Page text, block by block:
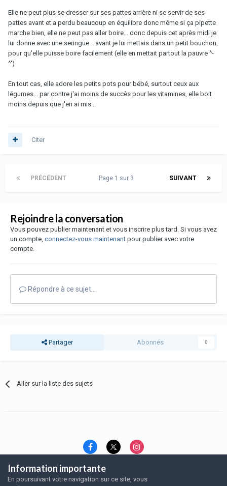
Elle ne peut plus se dresser sur ses pattes arrière ni se servir de ses
pattes avant et a perdu beaucoup en équilibre donc même si ça pipette
marche bien, elle ne peut pas aller boire... donc depuis cet après midi je
lui donne avec une seringue... avant je lui mettais dans un petit bouchon,
pour qu'elle puisse boire facilement (elle en mettait partout la pauvre ^-
^')
En tout cas, elle adore les petits pots pour bébé, surtout ceux aux
légumes... par contre j'ai moins de succès pour les vitamines, elle boit
moins depuis que j'en ai mis...
Citer
PRÉCÉDENT SUIVANT
Page 1 sur 3
Rejoindre la conversation
Vous pouvez publier maintenant et vous inscrire plus tard. Si vous avez
un compte, connectez-vous maintenant pour publier avec votre
compte.
Répondre à ce sujet…
Partager Abonnés 0
Aller sur la liste des sujets
Langue Thème
Politique de confidentialité
Nous contacter
Nous contacter
Information importante
En poursuivant votre navigation sur ce site, vous